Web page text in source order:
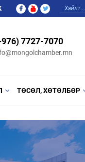
7727-7070
ТӨСӨЛ, ХӨТӨЛБӨР